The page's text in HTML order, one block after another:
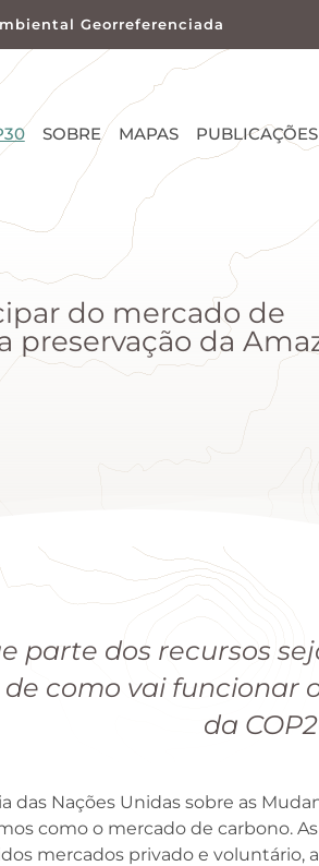
Georreferenciada
SOBRE MAPAS PUBLICAÇÕES
do mercado de
preservação da
parte dos recursos
como vai
da
das Nações Unidas sobre as
como o mercado de carbono.
mercados privado e